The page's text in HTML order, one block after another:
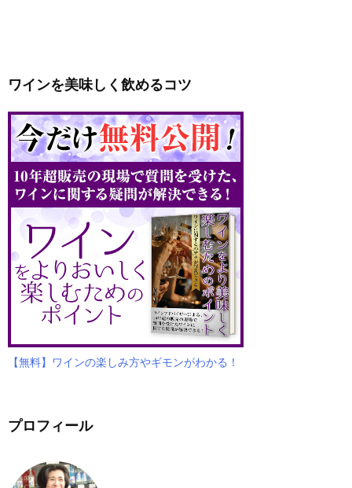
ワインを美味しく飲めるコツ
【無料】ワインの楽しみ方やギモンがわかる！
プロフィール